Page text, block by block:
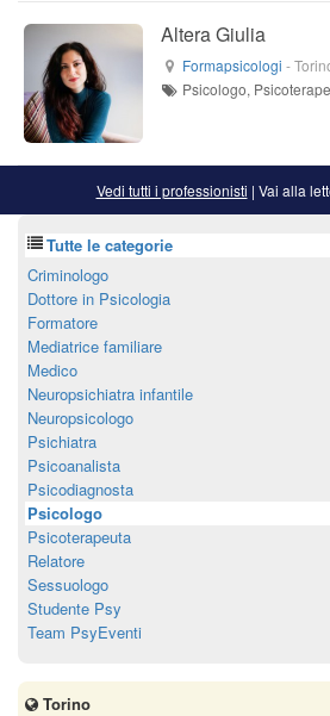
Altera Giulia
Formapsicologi -
Psicologo,
Vedi tutti i professionisti | Vai alla
Tutte le categorie
Criminologo
Dottore in Psicologia
Formatore
Mediatrice familiare
Medico
Neuropsichiatra infantile
Neuropsicologo
Psichiatra
Psicoanalista
Psicodiagnosta
Psicologo
Psicoterapeuta
Relatore
Sessuologo
Studente Psy
Team PsyEventi
Torino